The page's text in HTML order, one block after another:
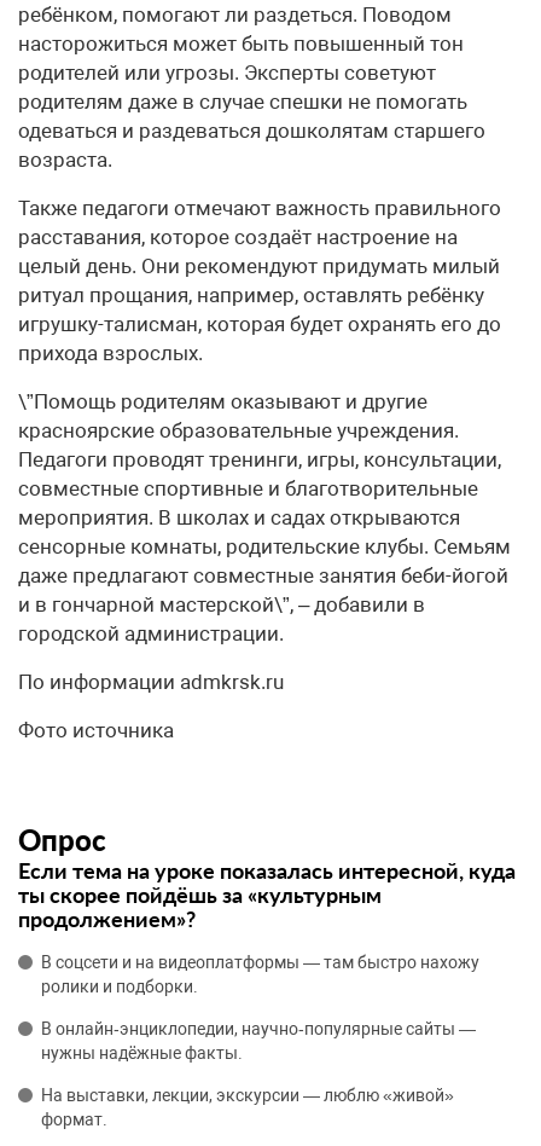
ребёнком, помогают ли раздеться. Поводом
насторожиться может быть повышенный тон
родителей или угрозы. Эксперты советуют
родителям даже в случае спешки не помогать
одеваться и раздеваться дошколятам старшего
возраста.
Также педагоги отмечают важность правильного
расставания, которое создаёт настроение на
целый день. Они рекомендуют придумать милый
ритуал прощания, например, оставлять ребёнку
игрушку-талисман, которая будет охранять его до
прихода взрослых.
\”Помощь родителям оказывают и другие
красноярские образовательные учреждения.
Педагоги проводят тренинги, игры, консультации,
совместные спортивные и благотворительные
мероприятия. В школах и садах открываются
сенсорные комнаты, родительские клубы. Семьям
даже предлагают совместные занятия беби-йогой
и в гончарной мастерской\”, – добавили в
городской администрации.
По информации admkrsk.ru
Фото источника
Опрос
Если тема на уроке показалась интересной, куда
ты скорее пойдёшь за «культурным
продолжением»?
В соцсети и на видеоплатформы — там быстро нахожу
ролики и подборки.
В онлайн‑энциклопедии, научно‑популярные сайты —
нужны надёжные факты.
На выставки, лекции, экскурсии — люблю «живой»
формат.